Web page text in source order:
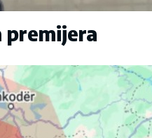
premijera